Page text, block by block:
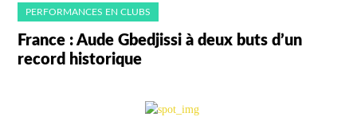
PERFORMANCES EN CLUBS
France : Aude Gbedjissi à deux buts d’un
record historique